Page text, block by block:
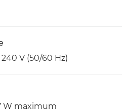
V (50/60 Hz)
W maximum